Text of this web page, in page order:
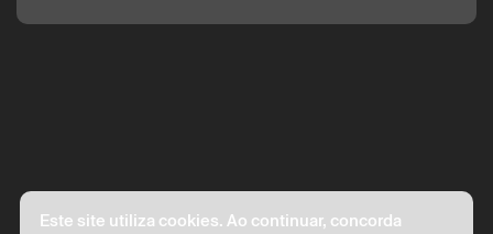
Este site utiliza cookies. Ao continuar, concorda